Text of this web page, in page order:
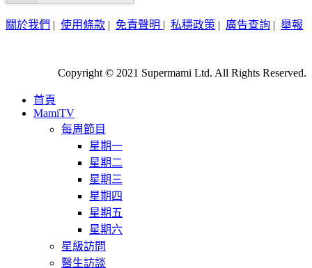
關於我們 | 使用條款 | 免責聲明 | 私穩政策 | 廣告查詢 | 舉報
Copyright © 2021 Supermami Ltd. All Rights Reserved.
首頁
MamiTV
每周節目
星期一
星期二
星期三
星期四
星期五
星期六
星級訪問
醫生訪談